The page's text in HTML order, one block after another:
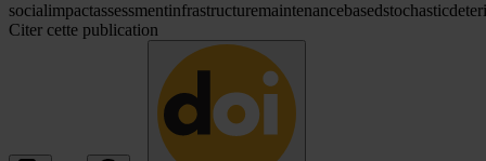
socialimpactassessmentinfrastructuremaintenancebasedstochastic
Citer cette publication